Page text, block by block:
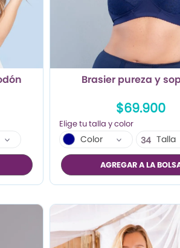
Brasier pureza y
$69.900
Color
34
36
38
40
Talla
AGREGAR A LA